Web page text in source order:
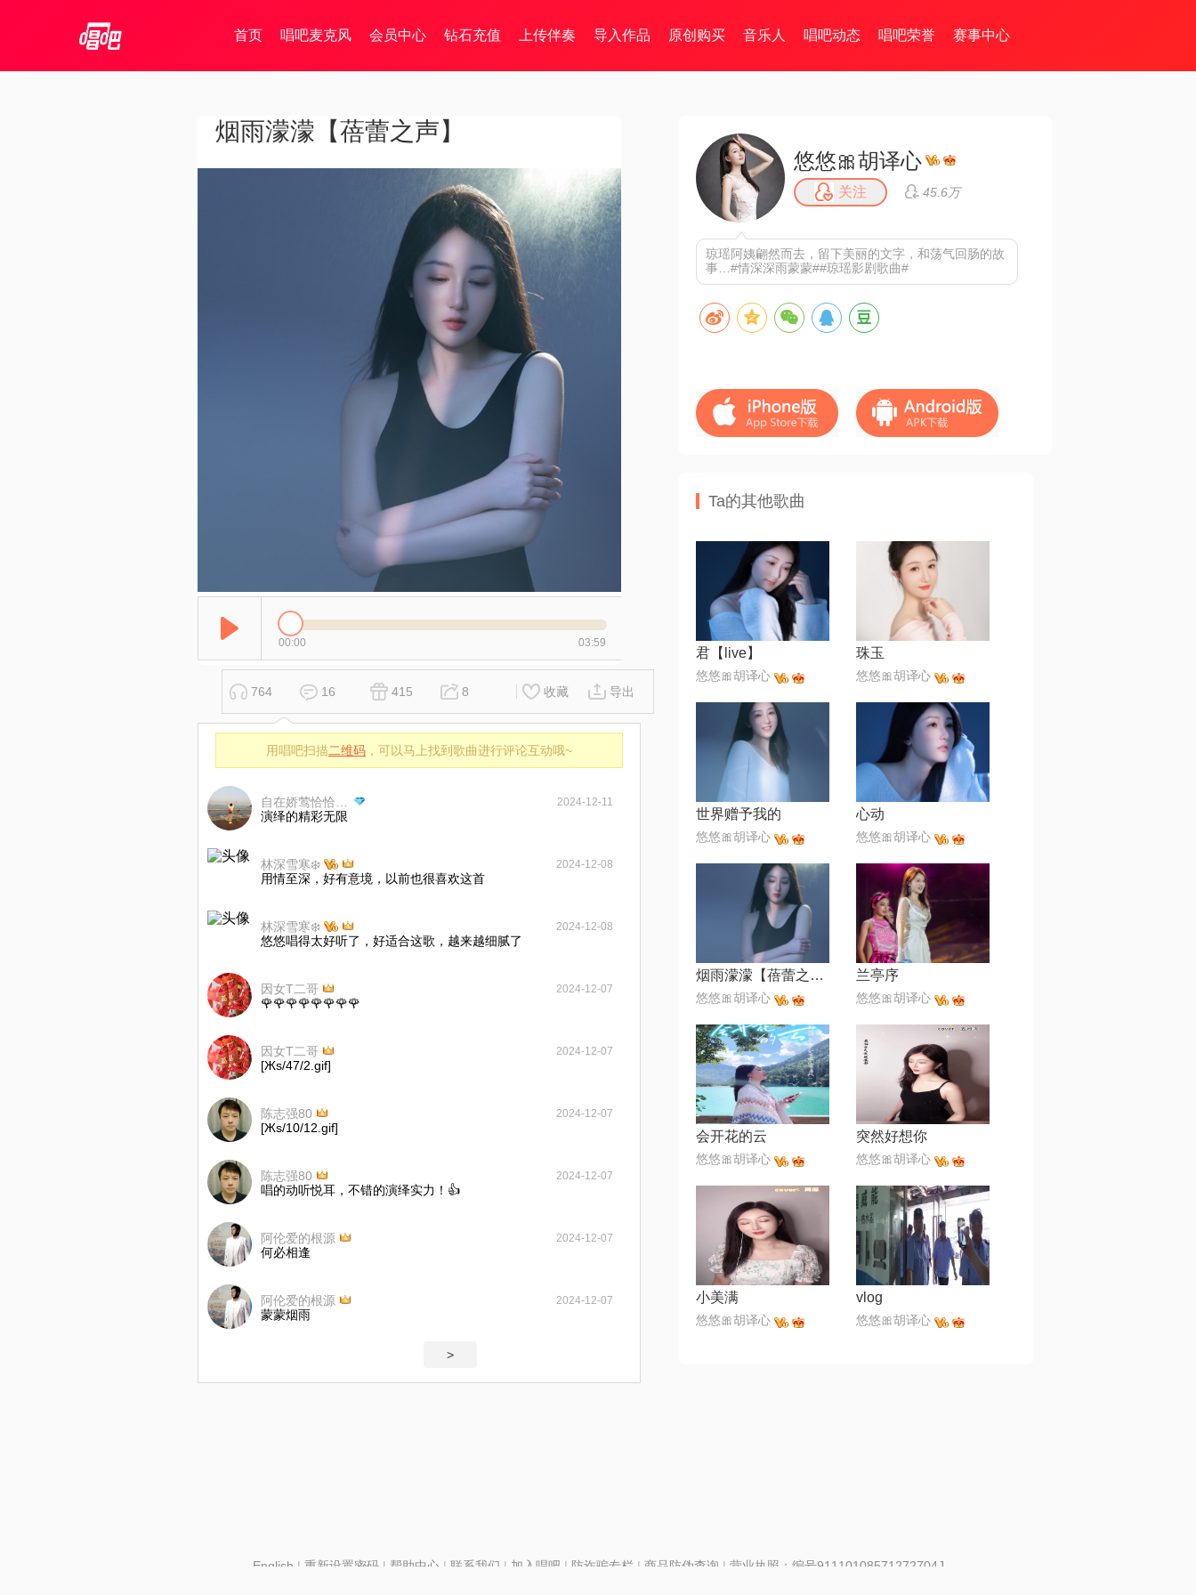
首页 唱吧麦克风 会员中心 钻石充值 上传伴奏 导入作品 原创购买 音乐人 唱吧动态 唱吧荣誉 赛事中心
烟雨濛濛【蓓蕾之声】
00:00 03:59
764 16 415 8 收藏 导出
用唱吧扫描二维码 ，可以马上找到歌曲进行评论互动哦~
2024-12-11
演绎的精彩无限
林深雪寒❄️ 2024-12-08
用情至深，好有意境，以前也很喜欢这首
林深雪寒❄️ 2024-12-08
悠悠唱得太好听了，好适合这歌，越来越细腻了
因女T二哥 2024-12-07
🌹🌹🌹🌹🌹🌹🌹🌹
因女T二哥 2024-12-07
[Жs/47/2.gif]
陈志强80 2024-12-07
[Жs/10/12.gif]
陈志强80 2024-12-07
唱的动听悦耳，不错的演绎实力！👍
阿伦爱的根源 2024-12-07
何必相逢
阿伦爱的根源 2024-12-07
蒙蒙烟雨
>
悠悠🎀胡译心
关注 45.6万
琼瑶阿姨翩然而去，留下美丽的文字，和荡气回肠的故
事…#情深深雨蒙蒙##琼瑶影剧歌曲#
Ta的其他歌曲
君【live】
悠悠🎀胡译心
珠玉
悠悠🎀胡译心
世界赠予我的
悠悠🎀胡译心
心动
悠悠🎀胡译心
烟雨濛濛【蓓蕾之声】
悠悠🎀胡译心
兰亭序
悠悠🎀胡译心
会开花的云
悠悠🎀胡译心
突然好想你
悠悠🎀胡译心
小美满
悠悠🎀胡译心
vlog
悠悠🎀胡译心
English | 重新设置密码| 帮助中心 | 联系我们 | 加入唱吧 | 防诈骗专栏 | 商品防伪查询 | 营业执照：编号91110108571272704J